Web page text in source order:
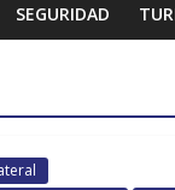
SEGURIDAD